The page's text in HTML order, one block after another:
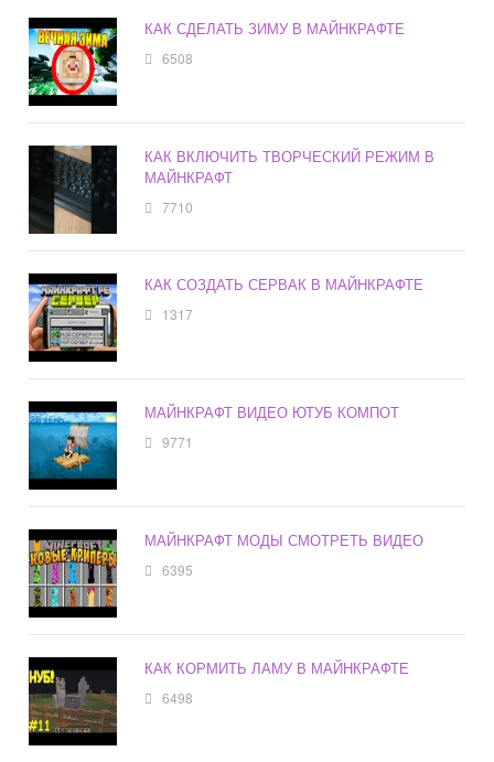
КАК СДЕЛАТЬ ЗИМУ В МАЙНКРАФТЕ
6508
КАК ВКЛЮЧИТЬ ТВОРЧЕСКИЙ РЕЖИМ В
МАЙНКРАФТ
7710
КАК СОЗДАТЬ СЕРВАК В МАЙНКРАФТЕ
1317
МАЙНКРАФТ ВИДЕО ЮТУБ КОМПОТ
9771
МАЙНКРАФТ МОДЫ СМОТРЕТЬ ВИДЕО
6395
КАК КОРМИТЬ ЛАМУ В МАЙНКРАФТЕ
6498